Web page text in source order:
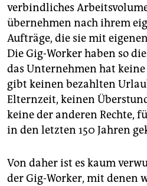
verbindliches
übernehmen nach ihrem
Aufträge, die sie mit
Die Gig-Worker haben so
das Unternehmen hat
gibt keinen bezahlten
Elternzeit, keinen
keine der anderen Rechte,
in den letzten 150 Jahren
Von daher ist es kaum
der Gig-Worker, mit denen